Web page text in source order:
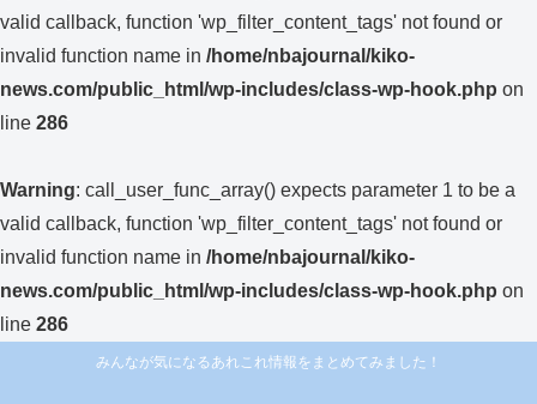
valid callback, function 'wp_filter_content_tags' not found or
invalid function name in /home/nbajournal/kiko-
news.com/public_html/wp-includes/class-wp-hook.php on
line 286
Warning: call_user_func_array() expects parameter 1 to be a
valid callback, function 'wp_filter_content_tags' not found or
invalid function name in /home/nbajournal/kiko-
news.com/public_html/wp-includes/class-wp-hook.php on
line 286
みんなが気になるあれこれ情報をまとめてみました！